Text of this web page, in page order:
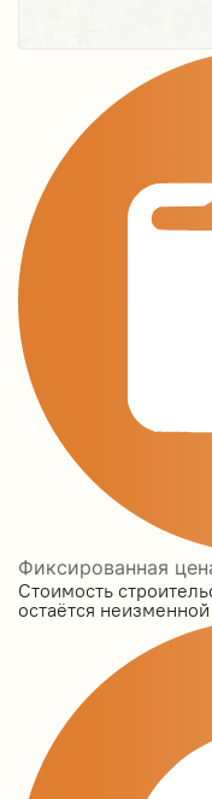
Фиксированная
Стоимость
остаётся